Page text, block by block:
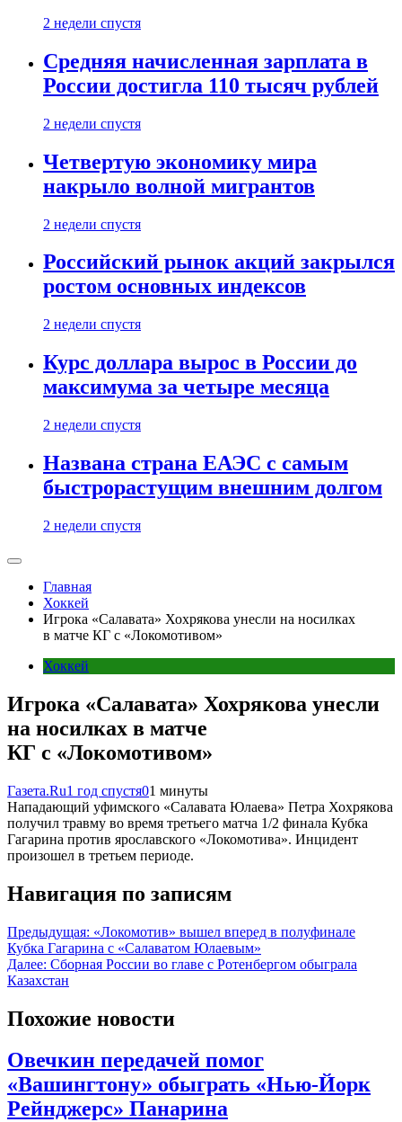
2 недели спустя
Средняя начисленная зарплата в
России достигла 110 тысяч рублей
2 недели спустя
Четвертую экономику мира
накрыло волной мигрантов
2 недели спустя
Российский рынок акций закрылся
ростом основных индексов
2 недели спустя
Курс доллара вырос в России до
максимума за четыре месяца
2 недели спустя
Названа страна ЕАЭС с самым
быстрорастущим внешним долгом
2 недели спустя
Главная
Хоккей
Игрока «Салавата» Хохрякова унесли на носилках
в матче КГ с «Локомотивом»
Хоккей
Игрока «Салавата» Хохрякова унесли
на носилках в матче
КГ с «Локомотивом»
Газета.Ru1 год спустя01 минуты
Нападающий уфимского «Салавата Юлаева» Петра Хохрякова
получил травму во время третьего матча 1/2 финала Кубка
Гагарина против ярославского «Локомотива». Инцидент
произошел в третьем периоде.
Навигация по записям
Предыдущая: «Локомотив» вышел вперед в полуфинале
Кубка Гагарина с «Салаватом Юлаевым»
Далее: Сборная России во главе с Ротенбергом обыграла
Казахстан
Похожие новости
Овечкин передачей помог
«Вашингтону» обыграть «Нью-Йорк
Рейнджерс» Панарина